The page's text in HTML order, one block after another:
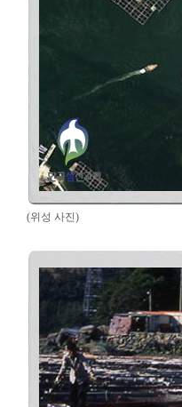
(위성 사진)